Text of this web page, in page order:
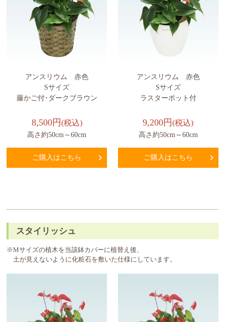
アンスリウム 赤色
Sサイズ
藤かご付･ダークブラウン
8,500円(税込)
高さ約50cm～60cm
ご購入はこちら
アンスリウム 赤色
Sサイズ
ラスターポット付
9,200円(税込)
高さ約50cm～60cm
ご購入はこちら
スタイリッシュ
※Mサイズの植木を当該鉢カバーに植替え後、
土が見えないように化粧石を敷いた仕様にしています。